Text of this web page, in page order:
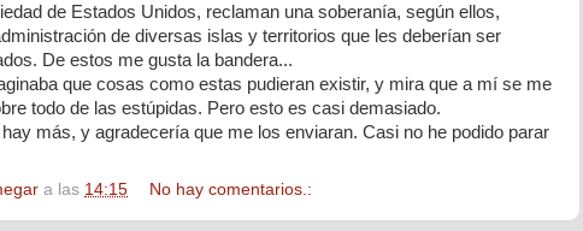
de Estados Unidos, reclaman una soberanía, según ellos,
de diversas islas y territorios que les deberían ser
De estos me gusta la bandera...
que cosas como estas pudieran existir, y mira que a mí se me
todo de las estúpidas. Pero esto es casi demasiado.
más, y agradecería que me los enviaran. Casi no he podido parar
a las 14:15 No hay comentarios.: